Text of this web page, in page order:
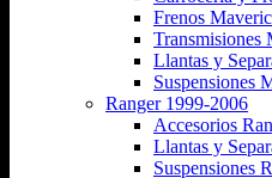
Frenos
Transmisiones
Llantas y
Suspensiones
Ranger 1999-2006
Accesorios
Llantas y
Suspensiones